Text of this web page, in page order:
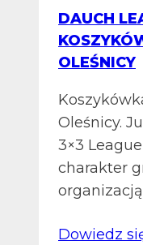
DAUCH
OLEŚNICY
Oleśnicy.
3×3
charakter
Dowiedz